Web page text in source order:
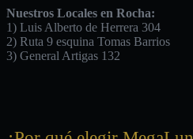
Nuestros Locales en Rocha:
1) Luis Alberto de Herrera 304
2) Ruta 9 esquina Tomas Barrios
3) General Artigas 132